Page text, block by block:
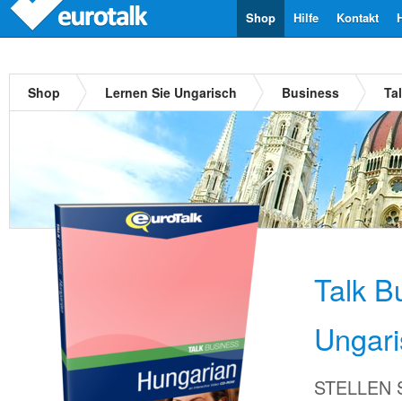
Kontakt
Hilfe
Shop
Shop Lernen Sie Ungarisch Business
Talk
STELLEN